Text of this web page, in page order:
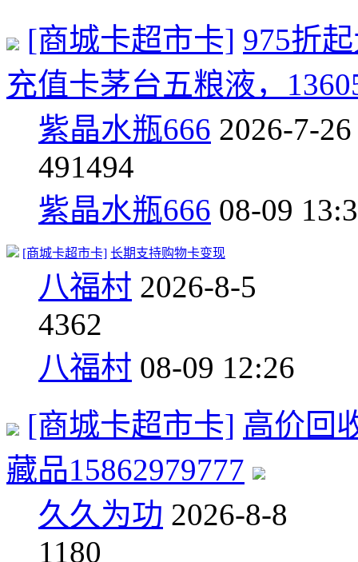
[商城卡超市卡] 975折
充值卡茅台五粮液，
紫晶水瓶666 2026-7-26
491494
紫晶水瓶666 08-09
[商城卡超市卡] 长期支持购物卡变现
八福村 2026-8-5
4362
八福村 08-09 12:26
[商城卡超市卡] 高价回
藏品15862979777
久久为功 2026-8-8
1180